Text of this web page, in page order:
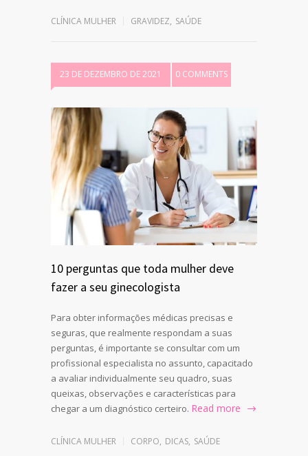
CLÍNICA MULHER GRAVIDEZ, SAÚDE
23 DE DEZEMBRO DE 2021 0 COMMENTS
10 perguntas que toda mulher deve
fazer a seu ginecologista
Para obter informações médicas precisas e
seguras, que realmente respondam a suas
perguntas, é importante se consultar com um
profissional especialista no assunto, capacitado
a avaliar individualmente seu quadro, suas
queixas, observações e características para
chegar a um diagnóstico certeiro. Read more
CLÍNICA MULHER CORPO, DICAS, SAÚDE